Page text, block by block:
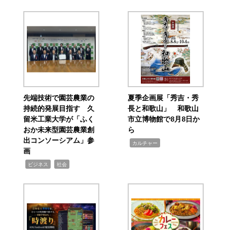
先端技術で園芸農業の
持続的発展目指す 久
留米工業大学が「ふく
おか未来型園芸農業創
出コンソーシアム」参
画
ビジネス 社会
夏季企画展「秀吉・秀
長と和歌山」 和歌山
市立博物館で8月8日か
ら
カルチャー